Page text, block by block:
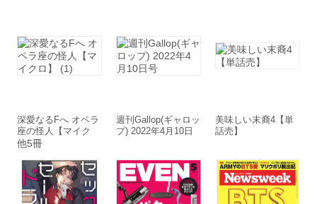
深愛なるFへ オペラ
座の怪人【マイク
ロ】 (1)
他5冊
週刊Gallop(ギャロッ
プ) 2022年4月10日
美味しい末裔4【単
話売】